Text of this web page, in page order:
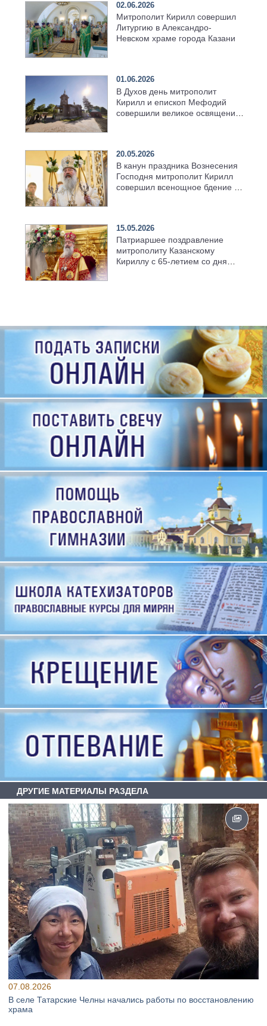
02.06.2026
Митрополит Кирилл совершил
Литургию в Александро-
Невском храме города Казани
01.06.2026
В Духов день митрополит
Кирилл и епископ Мефодий
совершили великое освящение
20.05.2026
В канун праздника Вознесения
Господня митрополит Кирилл
совершил всенощное бдение в
15.05.2026
Патриаршее поздравление
митрополиту Казанскому
Кириллу с 65-летием со дня
ДРУГИЕ МАТЕРИАЛЫ РАЗДЕЛА
07.08.2026
В селе Татарские Челны начались работы по восстановлению
храма